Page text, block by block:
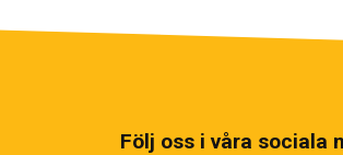
Följ oss i våra sociala